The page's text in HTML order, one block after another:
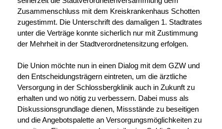
Zusammenschluss mit dem Kreiskrankenhaus Schotten
zugestimmt. Die Unterschrift des damaligen 1. Stadtrates
unter die Verträge konnte sicherlich nur mit Zustimmung
der Mehrheit in der Stadtverordnetensitzung erfolgen.
Die Union möchte nun in einen Dialog mit dem GZW und
den Entscheidungsträgern eintreten, um die ärztliche
Versorgung in der Schlossbergklinik auch in Zukunft zu
erhalten und wo nötig zu verbessern. Dabei muss als
Diskussionsgrundlage dienen, Missstände zu beseitigen
und die Angebotspalette an Versorgungsmöglichkeiten zu